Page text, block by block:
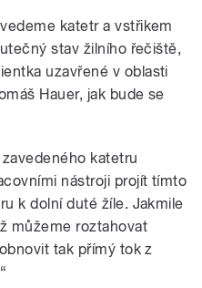
katetr a vstřikem
stav žilního řečiště,
uzavřené v oblasti
Hauer, jak bude se
katetru
nástroji projít tímto
k dolní duté žíle. Jakmile
můžeme roztahovat
tak přímý tok z